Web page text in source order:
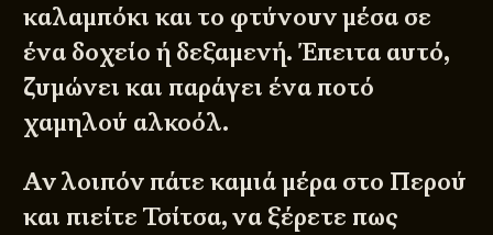
καλαμπόκι και το φτύνουν μέσα σε
ένα δοχείο ή δεξαμενή. Έπειτα αυτό,
ζυμώνει και παράγει ένα ποτό
χαμηλού αλκοόλ.
Αν λοιπόν πάτε καμιά μέρα στο Περού
και πιείτε Τσίτσα, να ξέρετε πως